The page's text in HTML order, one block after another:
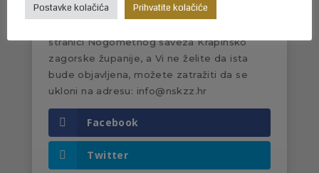
njihovim osobnim podacima. Ako se Vaša ili
stranici Nogometnog saveza Krapinsko
zagorske županije, a Vi ne želite da ista
bude objavljena, možete zatražiti da se
ukloni na adresu: info@nskzz.hr
Facebook
Twitter
Postavke kolačića Prihvatite kolačiće